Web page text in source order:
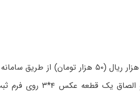
پرداخت الکترونیکی مبلغ ۵۰۰ هزار ریال (۵۰
شده (درج شده در اطلاعیه